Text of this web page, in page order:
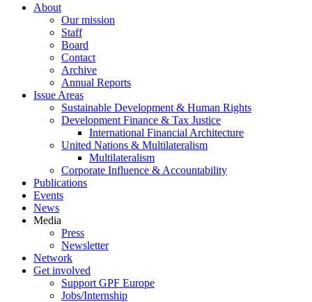
About
Our mission
Staff
Board
Contact
Archive
Annual Reports
Issue Areas
Sustainable Development & Human Rights
Development Finance & Tax Justice
International Financial Architecture
United Nations & Multilateralism
Multilateralism
Corporate Influence & Accountability
Publications
Events
News
Media
Press
Newsletter
Network
Get involved
Support GPF Europe
Jobs/Internship